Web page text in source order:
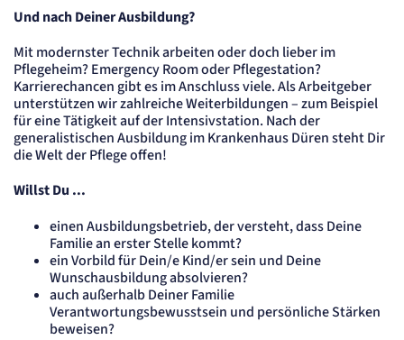
Und nach Deiner Ausbildung?
Mit modernster Technik arbeiten oder doch lieber im
Pflegeheim? Emergency Room oder Pflegestation?
Karrierechancen gibt es im Anschluss viele. Als Arbeitgeber
unterstützen wir zahlreiche Weiterbildungen – zum Beispiel
für eine Tätigkeit auf der Intensivstation. Nach der
generalistischen Ausbildung im Krankenhaus Düren steht Dir
die Welt der Pflege offen!
Willst Du ...
einen Ausbildungsbetrieb, der versteht, dass Deine
Familie an erster Stelle kommt?
ein Vorbild für Dein/e Kind/er sein und Deine
Wunschausbildung absolvieren?
auch außerhalb Deiner Familie
Verantwortungsbewusstsein und persönliche Stärken
beweisen?
Name:
Anbieter:
matelso GmbH
Zweck:
Speichert die User-ID. Hierdurch wird fgestgelegt, welche Rufnummer(n) der Nutzer
angezeigt bekommt.
Cookie Laufzeit:
2 Jahre
mat_ep
Anbieter:
matelso GmbH
Zweck:
Registriert den initialen Einstiegspunkt des Nutzers auf unserer Webseite.
Cookie Laufzeit:
30 Tage